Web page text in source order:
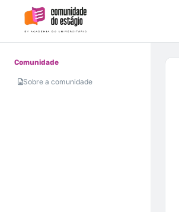
Comunidade
Sobre a comunidade